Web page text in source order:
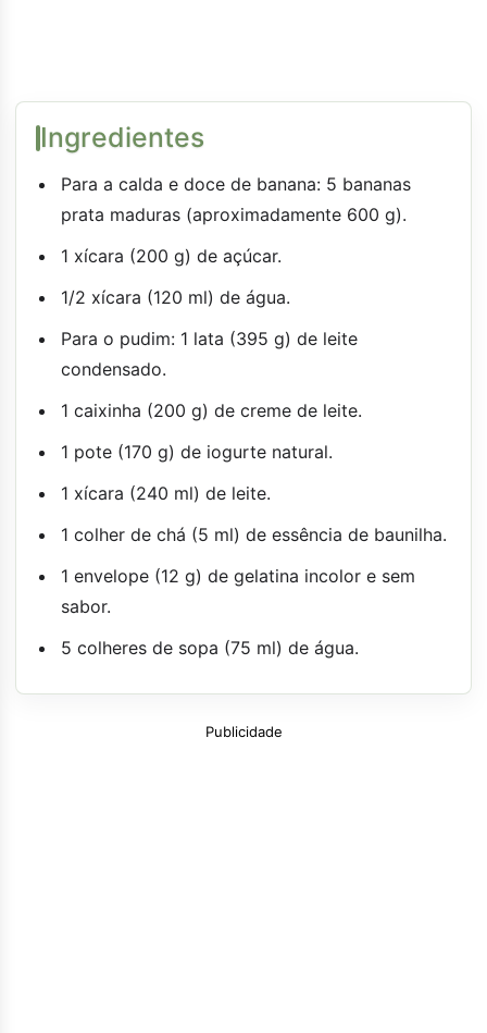
Ingredientes
Para a calda e doce de banana: 5 bananas
prata maduras (aproximadamente 600 g).
1 xícara (200 g) de açúcar.
1/2 xícara (120 ml) de água.
Para o pudim: 1 lata (395 g) de leite
condensado.
1 caixinha (200 g) de creme de leite.
1 pote (170 g) de iogurte natural.
1 xícara (240 ml) de leite.
1 colher de chá (5 ml) de essência de baunilha.
1 envelope (12 g) de gelatina incolor e sem
sabor.
5 colheres de sopa (75 ml) de água.
Publicidade